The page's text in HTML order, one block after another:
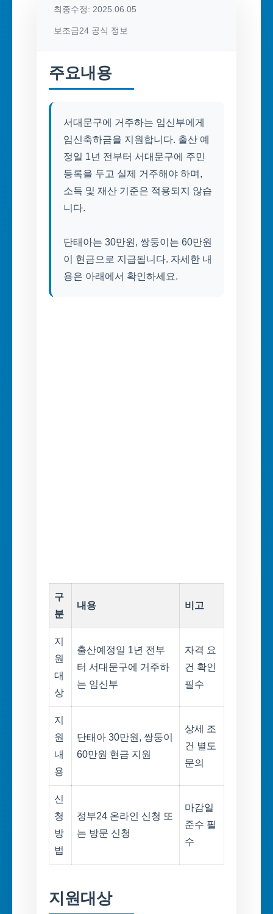
최종수정: 2025.06.05
보조금24 공식 정보
주요내용
서대문구에 거주하는 임신부에게
임신축하금을 지원합니다. 출산 예
정일 1년 전부터 서대문구에 주민
등록을 두고 실제 거주해야 하며,
소득 및 재산 기준은 적용되지 않습
니다.
단태아는 30만원, 쌍둥이는 60만원
이 현금으로 지급됩니다. 자세한 내
용은 아래에서 확인하세요.
구
분
내용 비고
지
원
대
상
출산예정일 1년 전부
터 서대문구에 거주하
는 임신부
자격 요
건 확인
필수
지
원
내
용
단태아 30만원, 쌍둥이
60만원 현금 지원
상세 조
건 별도
문의
신
청
방
법
정부24 온라인 신청 또
는 방문 신청
마감일
준수 필
수
지원대상